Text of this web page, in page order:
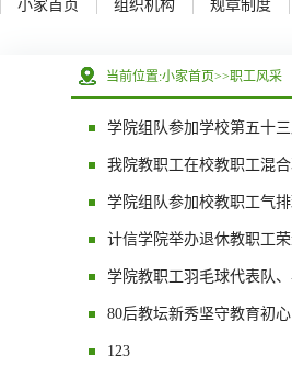
小家首页 组织机构 规章制度
当前位置:小家首页>>职工风采
学院组队参加学校第五十
我院教职工在校教职工混
学院组队参加校教职工气
计信学院举办退休教职工
学院教职工羽毛球代表队
80后教坛新秀坚守教育初
123